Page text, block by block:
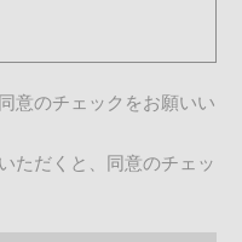
諾の範囲
サービスのサイトから
す）を、ダウンロード
独占かつ譲渡不可能な
意のチェックをお願いい
ただくと、同意のチェッ